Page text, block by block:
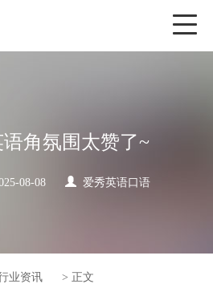
语角氛围太赞了~
08-08 爱秀英语口语
业资讯 > 正文